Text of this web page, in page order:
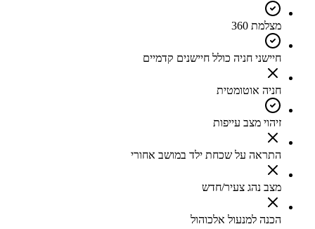
מצלמת 360
חיישני חניה כולל חיישנים קדמיים
חניה אוטומטית
זיהוי מצב עייפות
התראה על שכחת ילד במושב אחורי
מצב נהג צעיר/חדש
הכנה למנעול אלכוהול